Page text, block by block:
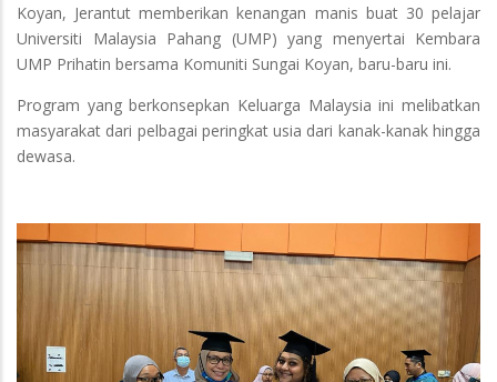
Koyan, Jerantut memberikan kenangan manis buat 30 pelajar
Universiti Malaysia Pahang (UMP) yang menyertai Kembara
UMP Prihatin bersama Komuniti Sungai Koyan, baru-baru ini.
Program yang berkonsepkan Keluarga Malaysia ini melibatkan
masyarakat dari pelbagai peringkat usia dari kanak-kanak hingga
dewasa.